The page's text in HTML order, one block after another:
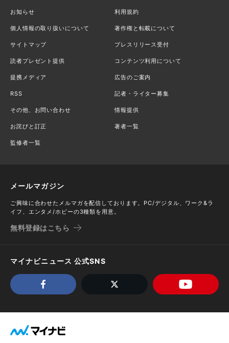
お知らせ 利用規約
個人情報の取り扱いについて 著作権と転載について
サイトマップ プレスリリース受付
読者プレゼント提供 コンテンツ利用について
提携メディア 広告のご案内
RSS 記者・ライター募集
その他、お問い合わせ 情報提供
お詫びと訂正 著者一覧
監修者一覧
メールマガジン
ご興味に合わせたメルマガを配信しております。PC/デジタル、ワーク&ラ
イフ、エンタメ/ホビーの3種類を用意。
無料登録はこちら
マイナビニュース 公式SNS